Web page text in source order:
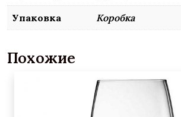
Упаковка Коробка
Похожие